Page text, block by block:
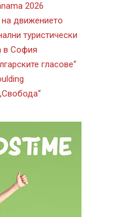
2026
движението
туристически
в София
гласове“